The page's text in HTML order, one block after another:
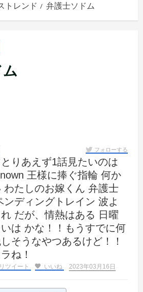
トレンド 弁護士ソドム
フォローする
りあえず1話見たいのは
王様に捧ぐ指輪 何か
わたしのお嫁くん 弁護士
ンディングトレイン 波よ
だが、情熱はある 日曜
は かな！！もうすでに何
そうなやつあるけど！！
ね！
リツイート いいね
2023年03月16日